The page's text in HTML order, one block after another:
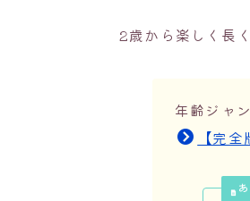
2歳から楽しく長
年齢ジャ
【完